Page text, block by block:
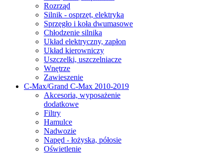
Rozrząd
Silnik - osprzęt, elektryka
Sprzęgło i koła dwumasowe
Chłodzenie silnika
Układ elektryczny, zapłon
Układ kierowniczy
Uszczelki, uszczelniacze
Wnętrze
Zawieszenie
C-Max/Grand C-Max 2010-2019
Akcesoria, wyposażenie
dodatkowe
Filtry
Hamulce
Nadwozie
Napęd - łożyska, półosie
Oświetlenie